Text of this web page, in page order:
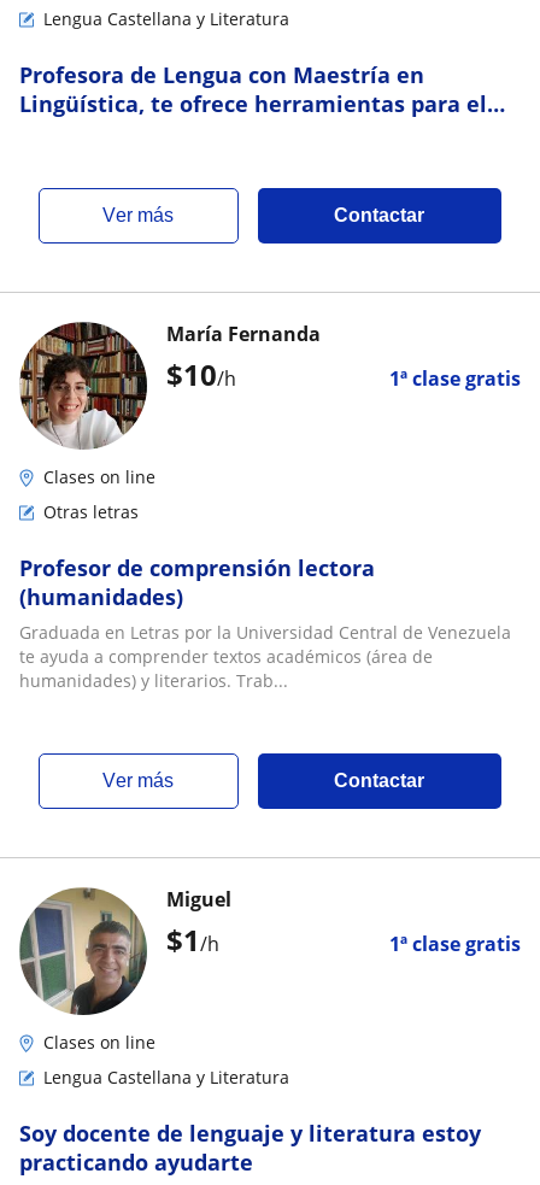
Lengua Castellana y Literatura
Profesora de Lengua con Maestría en
Lingüística, te ofrece herramientas para el
ver más Contactar
$10/h 1ª clase gratis
María Fernanda
Clases on line
Otras letras
Profesor de comprensión lectora
(humanidades)
Graduada en Letras por la Universidad Central de Venezuela
te ayuda a comprender textos académicos (área de
humanidades) y literarios. Trab...
ver más Contactar
$1/h 1ª clase gratis
Miguel
Clases on line
Lengua Castellana y Literatura
Soy docente de lenguaje y literatura estoy
practicando ayudarte